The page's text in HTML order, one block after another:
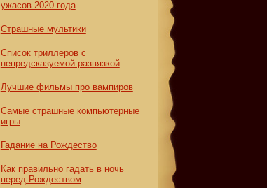
ужасов 2020 года
Страшные мультики
Список триллеров с
непредсказуемой развязкой
Лучшие фильмы про вампиров
Самые страшные компьютерные
игры
Гадание на Рождество
Как правильно гадать в ночь
перед Рождеством